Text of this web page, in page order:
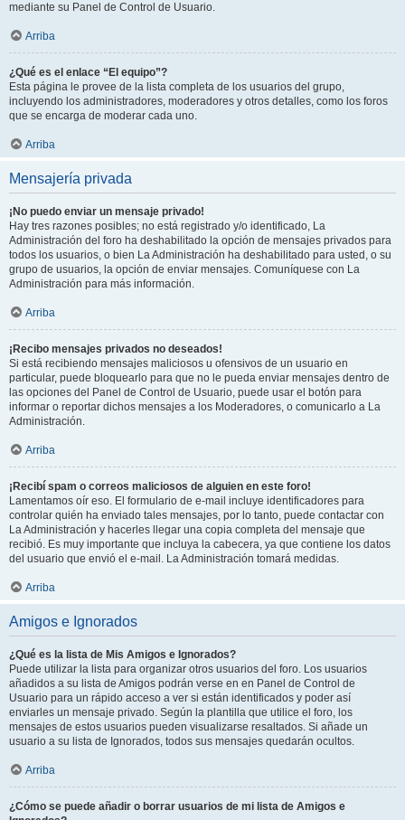
mediante su Panel de Control de Usuario.
Arriba
¿Qué es el enlace “El equipo”?
Esta página le provee de la lista completa de los usuarios del grupo,
incluyendo los administradores, moderadores y otros detalles, como los foros
que se encarga de moderar cada uno.
Arriba
Mensajería privada
¡No puedo enviar un mensaje privado!
Hay tres razones posibles; no está registrado y/o identificado, La
Administración del foro ha deshabilitado la opción de mensajes privados para
todos los usuarios, o bien La Administración ha deshabilitado para usted, o su
grupo de usuarios, la opción de enviar mensajes. Comuníquese con La
Administración para más información.
Arriba
¡Recibo mensajes privados no deseados!
Si está recibiendo mensajes maliciosos u ofensivos de un usuario en
particular, puede bloquearlo para que no le pueda enviar mensajes dentro de
las opciones del Panel de Control de Usuario, puede usar el botón para
informar o reportar dichos mensajes a los Moderadores, o comunicarlo a La
Administración.
Arriba
¡Recibí spam o correos maliciosos de alguien en este foro!
Lamentamos oír eso. El formulario de e-mail incluye identificadores para
controlar quién ha enviado tales mensajes, por lo tanto, puede contactar con
La Administración y hacerles llegar una copia completa del mensaje que
recibió. Es muy importante que incluya la cabecera, ya que contiene los datos
del usuario que envió el e-mail. La Administración tomará medidas.
Arriba
Amigos e Ignorados
¿Qué es la lista de Mis Amigos e Ignorados?
Puede utilizar la lista para organizar otros usuarios del foro. Los usuarios
añadidos a su lista de Amigos podrán verse en en Panel de Control de
Usuario para un rápido acceso a ver si están identificados y poder así
enviarles un mensaje privado. Según la plantilla que utilice el foro, los
mensajes de estos usuarios pueden visualizarse resaltados. Si añade un
usuario a su lista de Ignorados, todos sus mensajes quedarán ocultos.
Arriba
¿Cómo se puede añadir o borrar usuarios de mi lista de Amigos e